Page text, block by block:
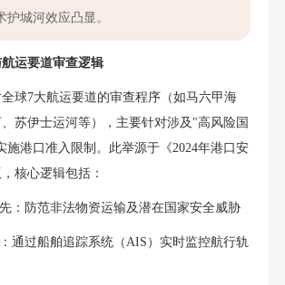
护城河效应凸显。
运要道审查逻辑
球7大航运要道的审查程序（如马六甲海
苏伊士运河等），主要针对涉及"高风险国
施港口准入限制。此举源于《2024年港口安
核心逻辑包括：
：防范非法物资运输及潜在国家安全威胁
通过船舶追踪系统（AIS）实时监控航行轨